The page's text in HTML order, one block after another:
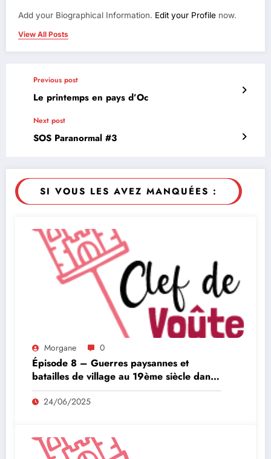
Add your Biographical Information. Edit your Profile now.
View All Posts
Previous post
Le printemps en pays d’Oc
Next post
SOS Paranormal #3
SI VOUS LES AVEZ MANQUÉES :
Morgane 0
Épisode 8 – Guerres paysannes et
batailles de village au 19ème siècle dans
le lot
24/06/2025